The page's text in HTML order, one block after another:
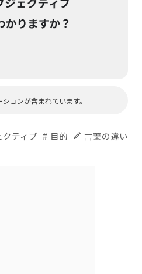
ョンが含まれています。
ティブ # 目的 edit 言葉の違い